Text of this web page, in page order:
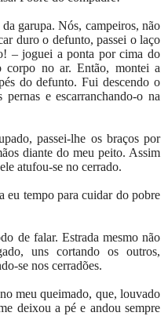
garupa. Nós, campeiros, não
duro o defunto, passei o laço
– joguei a ponta por cima do
corpo no ar. Então, montei a
do defunto. Fui descendo o
e escarranchando-o na
passei-lhe os braços por
diante do meu peito. Assim
atufou-se no cerrado.
eu tempo para cuidar do pobre
de falar. Estrada mesmo não
uns cortando os outros,
se nos cerradões.
meu queimado, que, louvado
deixou a pé e andou sempre